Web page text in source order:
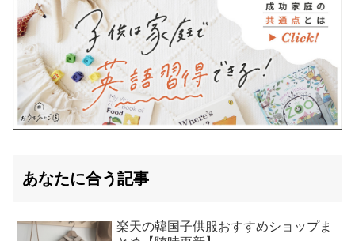
あなたに合う記事
楽天の韓国子供服おすすめショップま